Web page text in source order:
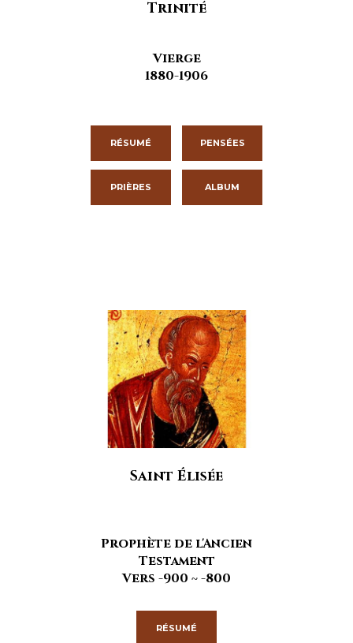
Trinité
Vierge
1880-1906
RÉSUMÉ PENSÉES
PRIÈRES ALBUM
Saint Élisée
Prophète de l'Ancien
Testament
Vers -900 ~ -800
RÉSUMÉ